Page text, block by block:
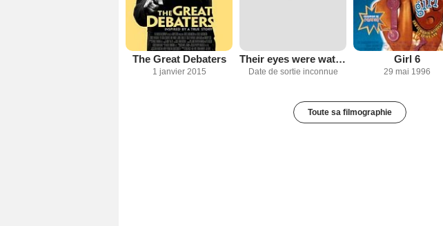
The Great Debaters
1 janvier 2015
Their eyes were watching God (TV)
Date de sortie inconnue
Girl 6
29 mai 1996
Toute sa filmographie